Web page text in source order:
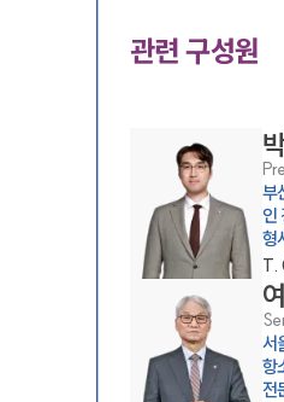
관련 구성원
부
인
형
T.
서
항
전